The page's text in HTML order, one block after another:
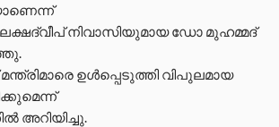
നിവാസിയുമായ ഡോ മുഹമ്മദ്
ഉൾപ്പെടുത്തി വിപുലമായ
അറിയിച്ചു.